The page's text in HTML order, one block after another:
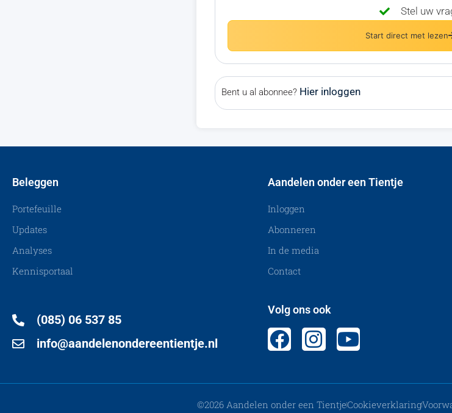
Stel uw
Start direct met lezen
Bent u al abonnee? Hier inloggen
Beleggen
Portefeuille
Updates
Analyses
Kennisportaal
Aandelen onder een Tientje
Inloggen
Abonneren
In de media
Contact
(085) 06 537 85
info@aandelenondereentientje.nl
Volg ons ook
©2026 Aandelen onder een TientjeCookieverklaring